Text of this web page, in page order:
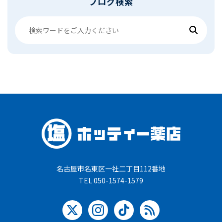
名古屋市名東区一社二丁目112番地
TEL 050-1574-1579